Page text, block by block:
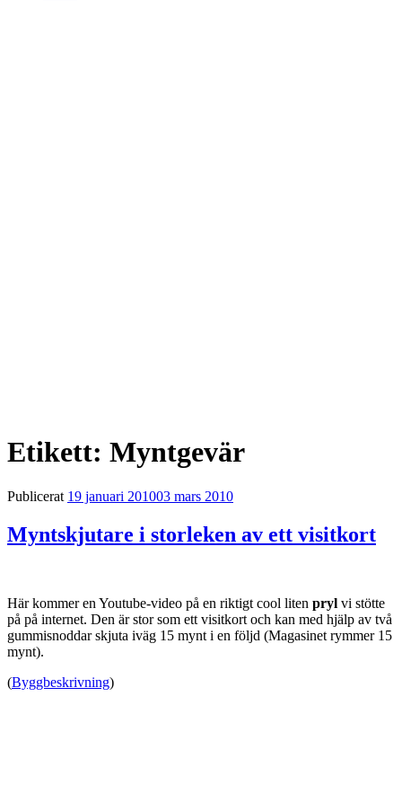
Etikett: Myntgevär
Publicerat 19 januari 201003 mars 2010
Myntskjutare i storleken av ett visitkort
Här kommer en Youtube-video på en riktigt cool liten pryl vi stötte
på på internet. Den är stor som ett visitkort och kan med hjälp av två
gummisnoddar skjuta iväg 15 mynt i en följd (Magasinet rymmer 15
mynt).
(Byggbeskrivning)